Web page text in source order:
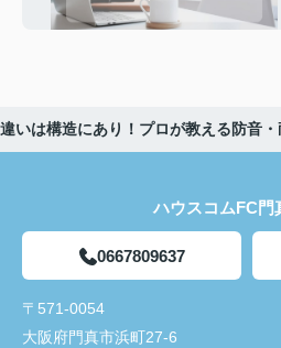
いは構造にあり！プロが教える防音・
ハウスコムFC門
0667809637
〒571-0054
大阪府門真市浜町27-6